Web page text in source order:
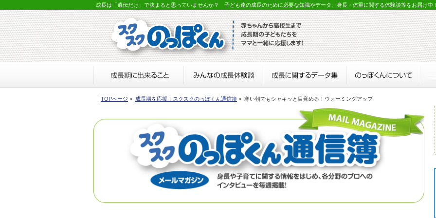
成長は「遺伝だけ」で決まると思っていませんか？ 子ども達の成長のために必要な知識やデータ、身長・体重に関する体験談等をお届け中
TOPページ > 成長期を応援！スクスクのっぽくん通信簿 > 寒い朝でもシャキッと目覚める！ウォーミングアップ